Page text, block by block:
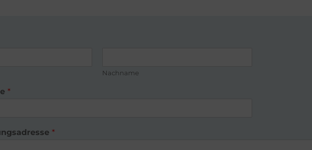
Nachname
*
*